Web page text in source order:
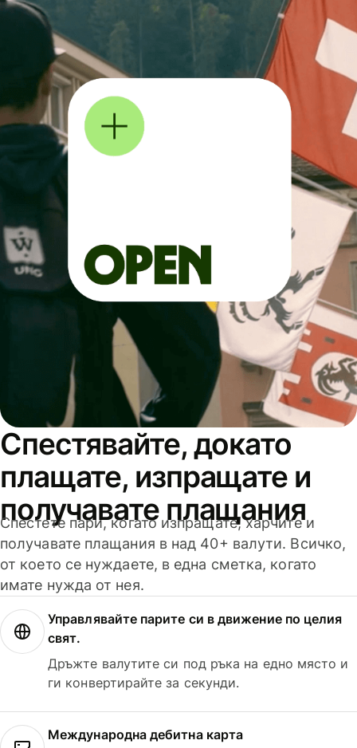
Спестявайте, докато
плащате, изпращате и
получавате плащания
Спестете пари, когато изпращате, харчите и
получавате плащания в над 40+ валути. Всичко,
от което се нуждаете, в една сметка, когато
имате нужда от нея.
Управлявайте парите си в движение по целия
свят.
Дръжте валутите си под ръка на едно място и
ги конвертирайте за секунди.
Международна дебитна карта